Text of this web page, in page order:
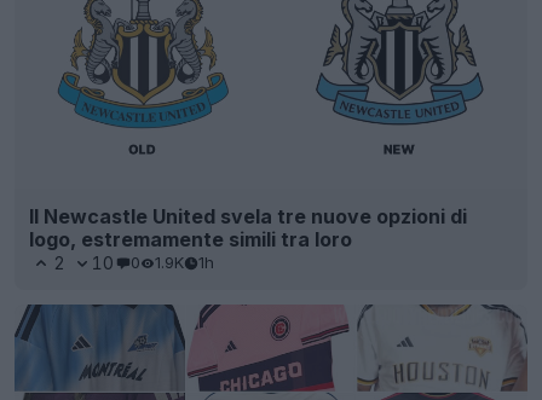
Il Newcastle United svela tre nuove opzioni di
logo, estremamente simili tra loro
2 10 0 1.9K 1h